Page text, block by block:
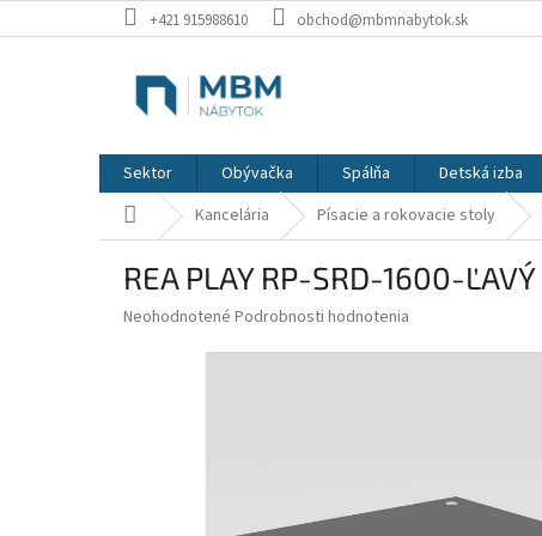
na
+421 915988610 obchod@mbmnabytok.sk
Sektor Obývačka Spálňa Detská izba
DomovKancelária Písacie a rokovacie stoly
REA PLAY RP-SRD-1600-ĽAVÝ
Priemerné
Neohodnotené Podrobnosti hodnotenia